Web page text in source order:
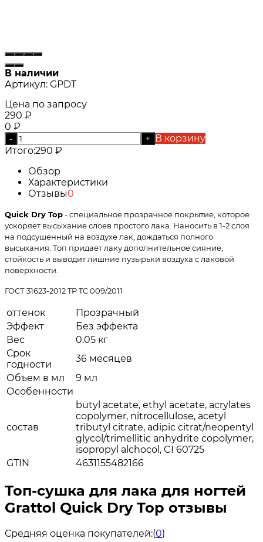
В наличии
Артикул: GPDT
Цена по запросу
290 ₽
0 ₽
- +
В корзину
Итого:290 ₽
Обзор
Характеристики
Отзывы0
Quick Dry Top- специальное прозрачное покрытие, которое
ускоряет высыхание слоев простого лака. Наносить в 1-2 слоя
на подсушенный на воздухе лак, дождаться полного
высыхания. Топ придает лаку дополнительное сияние,
стойкость и выводит лишние пузырьки воздуха с лаковой
поверхности.
ГОСТ 31623-2012 TP TC 009/2011
оттенок
Прозрачный
Эффект
Без эффекта
Вес
0.05 кг
Срок
годности
36 месяцев
Объем в мл
9 мл
Особенности
состав
butyl acetate, ethyl acetate, acrylates
copolymer, nitrocellulose, acetyl
tributyl citrate, adipic citrat/neopentyl
glycol/trimellitic anhydrite copolymer,
isopropyl alchocol, CI 60725
GTIN
4631155482166
Топ-сушка для лака для ногтей
Grattol Quick Dry Top отзывы
Средняя оценка покупателей:(0)